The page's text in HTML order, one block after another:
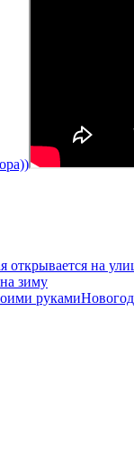
зиму